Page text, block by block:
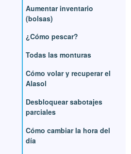
Aumentar inventario
(bolsas)
¿Cómo pescar?
Todas las monturas
Cómo volar y recuperar el
Alasol
Desbloquear sabotajes
parciales
Cómo cambiar la hora del
día